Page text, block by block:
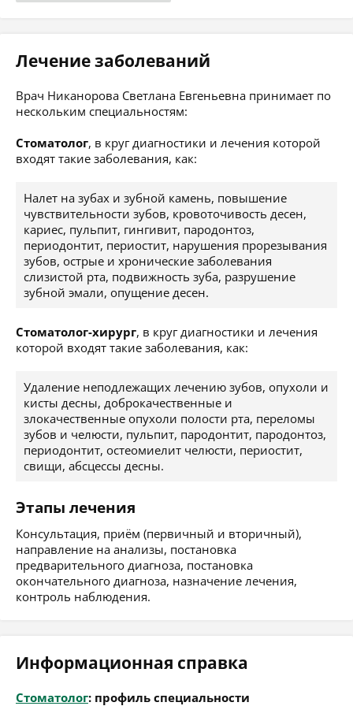
Лечение заболеваний
Врач Никанорова Светлана Евгеньевна принимает по
нескольким специальностям:
Стоматолог, в круг диагностики и лечения которой
входят такие заболевания, как:
Налет на зубах и зубной камень, повышение
чувствительности зубов, кровоточивость десен,
кариес, пульпит, гингивит, пародонтоз,
периодонтит, периостит, нарушения прорезывания
зубов, острые и хронические заболевания
слизистой рта, подвижность зуба, разрушение
зубной эмали, опущение десен.
Стоматолог-хирург, в круг диагностики и лечения
которой входят такие заболевания, как:
Удаление неподлежащих лечению зубов, опухоли и
кисты десны, доброкачественные и
злокачественные опухоли полости рта, переломы
зубов и челюсти, пульпит, пародонтит, пародонтоз,
периодонтит, остеомиелит челюсти, периостит,
свищи, абсцессы десны.
Этапы лечения
Консультация, приём (первичный и вторичный),
направление на анализы, постановка
предварительного диагноза, постановка
окончательного диагноза, назначение лечения,
контроль наблюдения.
Информационная справка
Стоматолог: профиль специальности